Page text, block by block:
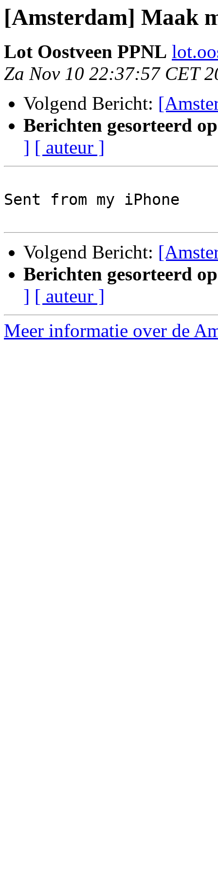
[Amsterdam] Maak
Lot Oostveen PPNL
Za Nov 10 22:37:57 CET
Volgend Bericht:
Berichten gesorteerd
] [ auteur ]
Sent from my iPhone
Volgend Bericht:
Berichten gesorteerd
] [ auteur ]
Meer informatie over de